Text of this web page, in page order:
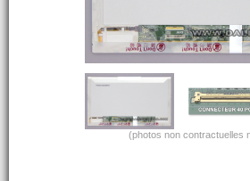
(photos non contractuelles